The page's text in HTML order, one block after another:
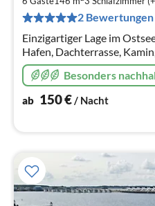
2 Bewertungen
Einzigartiger Lage im
Hafen, Dachterrasse,
Whirlpoolfunktionen.
Besonders
ab 150€/ Nacht